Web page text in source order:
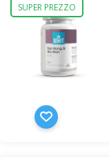
SUPER PREZZO